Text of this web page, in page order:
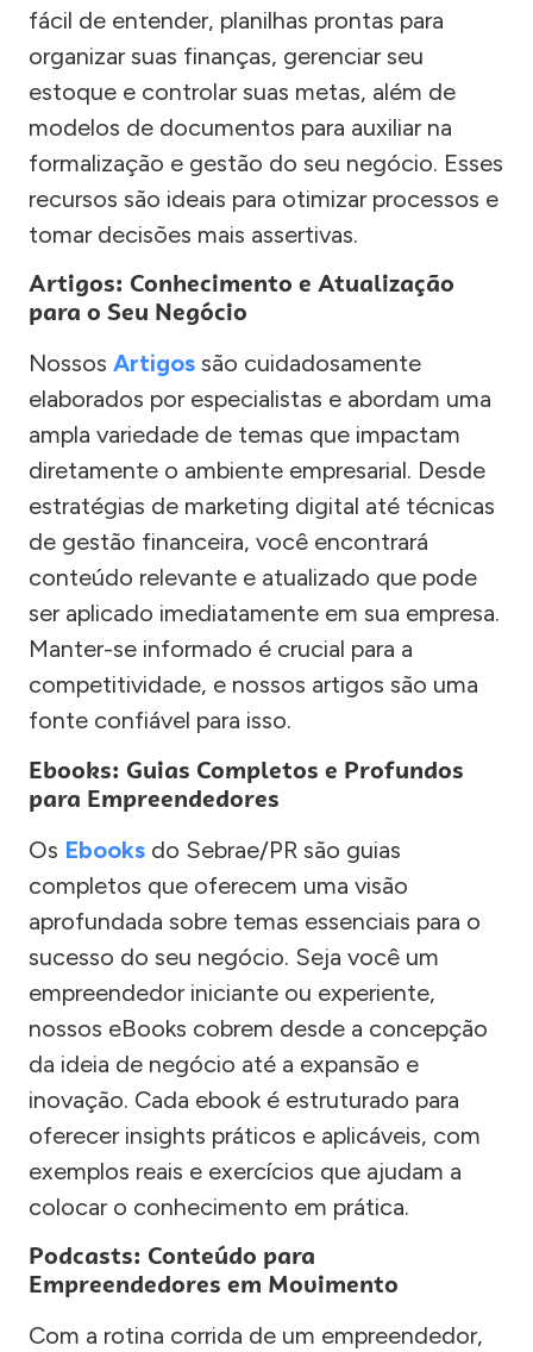
fácil de entender, planilhas prontas para
organizar suas finanças, gerenciar seu
estoque e controlar suas metas, além de
modelos de documentos para auxiliar na
formalização e gestão do seu negócio. Esses
recursos são ideais para otimizar processos e
tomar decisões mais assertivas.
Artigos: Conhecimento e Atualização
para o Seu Negócio
Nossos Artigos são cuidadosamente
elaborados por especialistas e abordam uma
ampla variedade de temas que impactam
diretamente o ambiente empresarial. Desde
estratégias de marketing digital até técnicas
de gestão financeira, você encontrará
conteúdo relevante e atualizado que pode
ser aplicado imediatamente em sua empresa.
Manter-se informado é crucial para a
competitividade, e nossos artigos são uma
fonte confiável para isso.
Ebooks: Guias Completos e Profundos
para Empreendedores
Os Ebooks do Sebrae/PR são guias
completos que oferecem uma visão
aprofundada sobre temas essenciais para o
sucesso do seu negócio. Seja você um
empreendedor iniciante ou experiente,
nossos eBooks cobrem desde a concepção
da ideia de negócio até a expansão e
inovação. Cada ebook é estruturado para
oferecer insights práticos e aplicáveis, com
exemplos reais e exercícios que ajudam a
colocar o conhecimento em prática.
Podcasts: Conteúdo para
Empreendedores em Movimento
Com a rotina corrida de um empreendedor,